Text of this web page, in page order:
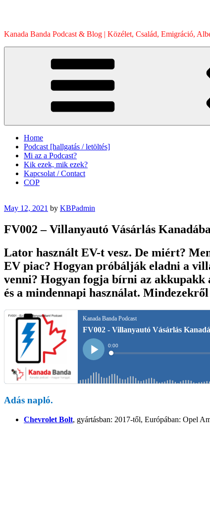
Kanada Banda Podcast & Blog | Közélet, Család, Emigráció,
Home
Podcast [hallgatás / letöltés]
Mi az a Podcast?
Kik ezek, mik ezek?
Kapcsolat / Contact
COP
Posted
May 12, 2021 by KBPadmin
FV002 – Villanyautó Vásárlás
Lator használt EV-t vesz. De miért?
EV piac? Hogyan próbálják eladni a
venni? Hogyan fogja bírni az akkupakk
és a mindennapi használat.
Adás napló.
Chevrolet Bolt, gyártásban: 2017-től, Európában: Opel